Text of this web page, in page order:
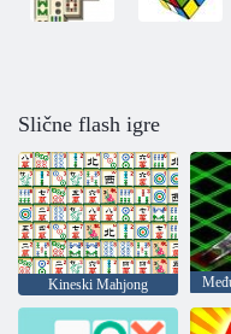
Slične flash igre
Kineski Mahjong